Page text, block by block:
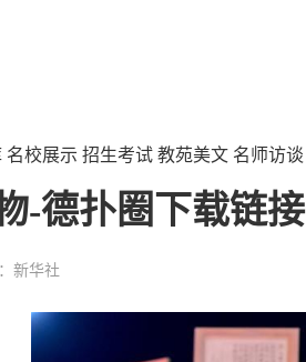
名校展示 招生考试 教苑美文 名师访谈
-德扑圈下载链接
新华社